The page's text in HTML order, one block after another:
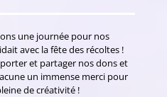
une journée pour nos
avec la fête des récoltes !
et partager nos dons et
un immense merci pour
de créativité !